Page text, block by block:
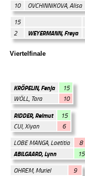
10
OVCHINNIKOVA, Alisa
15
2
WEYERMANN, Freya
Viertelfinale
KRÖPELIN, Fenja
15
WÖLL, Tara
10
RIDDER, Reimut
15
CUI, Xiyan
6
LOBE MANGA, Laetitia
8
ABILGAARD, Lynn
15
OHREM, Muriel
9